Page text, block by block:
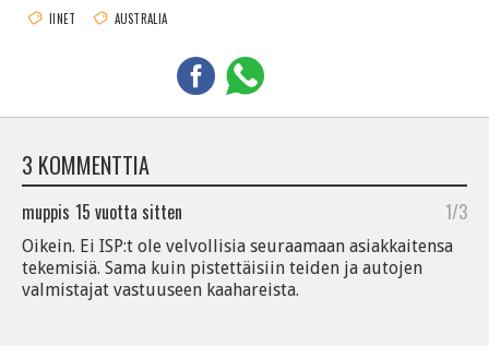
IINET AUSTRALIA
3 KOMMENTTIA
muppis 15 vuotta sitten 1/3
Oikein. Ei ISP:t ole velvollisia seuraamaan asiakkaitensa
tekemisiä. Sama kuin pistettäisiin teiden ja autojen
valmistajat vastuuseen kaahareista.